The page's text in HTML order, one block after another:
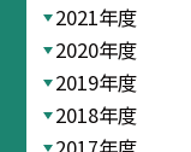
2021年度
2020年度
2019年度
2018年度